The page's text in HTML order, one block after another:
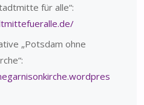
für alle“:
„Potsdam ohne